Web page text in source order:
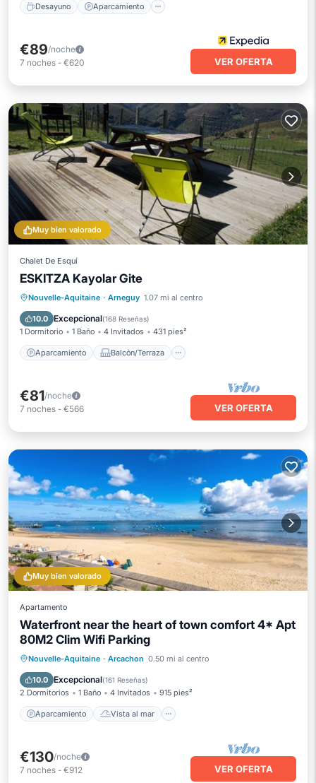
Desayuno Aparcamiento
€89/noche
7 noches - €620 VER OFERTA
Muy bien valorado
Chalet De Esquí
ESKITZA Kayolar Gite
Nouvelle-Aquitaine · Arneguy 1.07 mi al centro
10.0 Excepcional(168 Reseñas)
1 Dormitorio 1 Baño 4 Invitados 431 pies²
Aparcamiento Balcón/Terraza
Aparcamiento
Balcón/Terraza
Cocina
Aire acondicionado
€81/noche
7 noches - €566 VER OFERTA
Muy bien valorado
Apartamento
Waterfront near the heart of town comfort 4* Apt
80M2 Clim Wifi Parking
Nouvelle-Aquitaine · Arcachon 0.50 mi al centro
10.0 Excepcional(161 Reseñas)
2 Dormitorios 1 Baño 4 Invitados 915 pies²
Aparcamiento Vista al mar
Aparcamiento
Vista al mar
Balcón/Terraza
€130/noche
7 noches - €912 VER OFERTA